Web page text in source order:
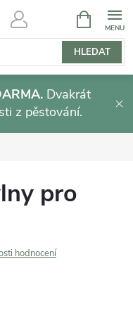
HLEDAT
NÁKUPNÍ
KOŠÍK
Dvakrát
z pěstování.
pro
hodnocení